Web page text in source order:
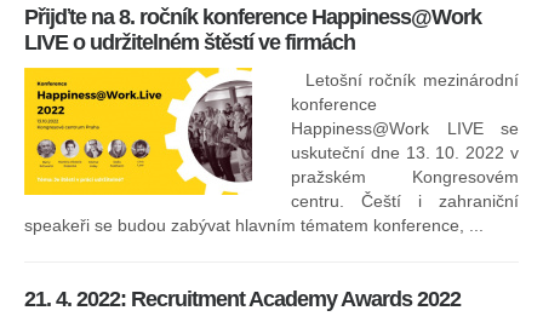
Přijďte na 8. ročník konference Happiness@Work
LIVE o udržitelném štěstí ve firmách
Letošní ročník mezinárodní
konference
Happiness@Work LIVE se
uskuteční dne 13. 10. 2022 v
pražském Kongresovém
centru. Čeští i zahraniční
speakeři se budou zabývat hlavním tématem konference, ...
21. 4. 2022: Recruitment Academy Awards 2022